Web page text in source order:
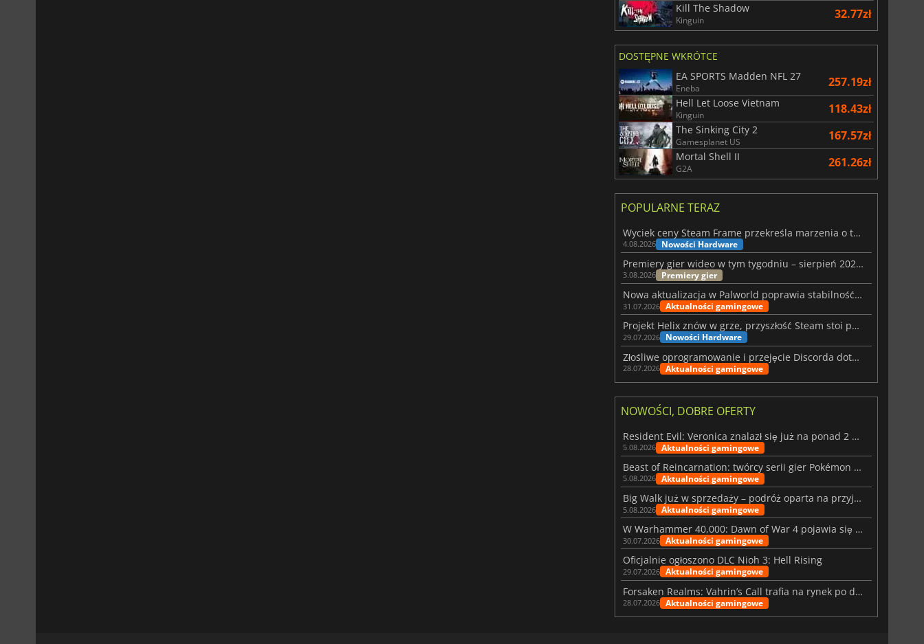
Kill The Shadow
Kinguin 32.77zł
DOSTĘPNE WKRÓTCE
EA SPORTS Madden NFL 27
Eneba 257.19zł
Hell Let Loose Vietnam
Kinguin 118.43zł
The Sinking City 2
Gamesplanet US 167.57zł
Mortal Shell II
G2A 261.26zł
POPULARNE TERAZ
Wyciek ceny Steam Frame przekreśla marzenia o tanim zestawie VR
4.08.2026 Nowości Hardware
Premiery gier wideo w tym tygodniu – sierpień 2026 r. (32. tydzień)
3.08.2026 Premiery gier
Nowa aktualizacja w Palworld poprawia stabilność Sunreach i walk z bossami
31.07.2026 Aktualności gamingowe
Projekt Helix znów w grze, przyszłość Steam stoi pod znakiem zapytania
29.07.2026 Nowości Hardware
Złośliwe oprogramowanie i przejęcie Discorda dotknęły Meccha Chameleon
28.07.2026 Aktualności gamingowe
NOWOŚCI, DOBRE OFERTY
Resident Evil: Veronica znalazł się już na ponad 2 milionach list życzeń
5.08.2026 Aktualności gamingowe
Beast of Reincarnation: twórcy serii gier Pokémon wkraczają na nową ścieżkę
5.08.2026 Aktualności gamingowe
Big Walk już w sprzedaży – podróż oparta na przyjaźni
5.08.2026 Aktualności gamingowe
W Warhammer 40,000: Dawn of War 4 pojawia się frakcja Nekronów
30.07.2026 Aktualności gamingowe
Oficjalnie ogłoszono DLC Nioh 3: Hell Rising
29.07.2026 Aktualności gamingowe
Forsaken Realms: Vahrin’s Call trafia na rynek po dziesięciu latach prac
28.07.2026 Aktualności gamingowe